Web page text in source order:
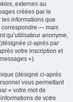
externes au
créées par le
informations que
correspondre — mais
qu’utilisateur anonyme,
ci-après par
votre inscription et
»).
(désigné ci-après
vous permettant
« votre mot de
de votre